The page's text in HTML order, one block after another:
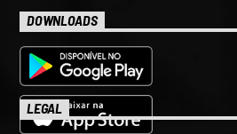
DOWNLOADS
LEGAL